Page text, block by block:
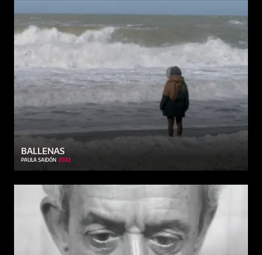
BALLENAS
PAULA SAIDÓN 2022